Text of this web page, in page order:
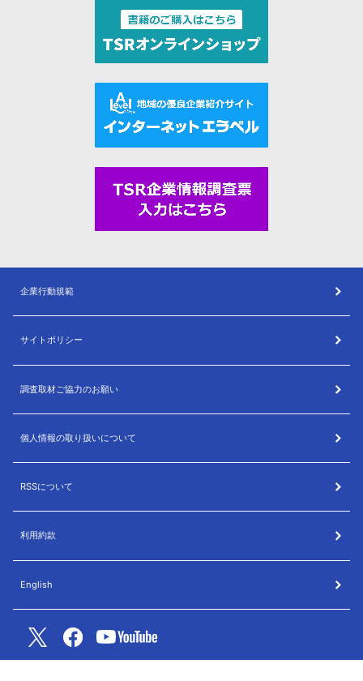
企業行動規範
サイトポリシー
調査取材ご協力のお願い
個人情報の取り扱いについて
RSSについて
利用約款
English